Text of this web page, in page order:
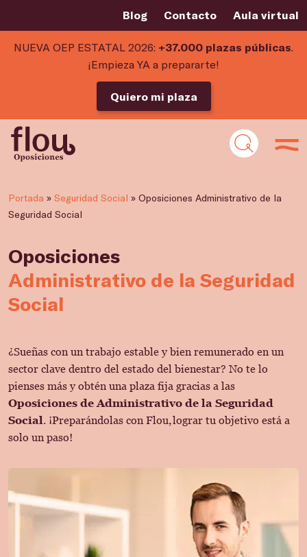
Blog Contacto Aula virtual
NUEVA OEP ESTATAL 2026: +37.000 plazas públicas.
¡Empieza YA a prepararte!
Quiero mi plaza
Portada » Seguridad Social » Oposiciones Administrativo de la
Seguridad Social
Oposiciones
Administrativo de la Seguridad
Social
¿Sueñas con un trabajo estable y bien remunerado en un
sector clave dentro del estado del bienestar? No te lo
pienses más y obtén una plaza fija gracias a las
Oposiciones de Administrativo de la Seguridad
Social. ¡Preparándolas con Flou, lograr tu objetivo está a
solo un paso!